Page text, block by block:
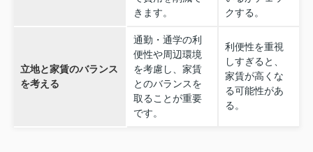
きます。
クする。
立地と家賃のバランス
を考える
通勤・通学の利
便性や周辺環境
を考慮し、家賃
とのバランスを
取ることが重要
です。
利便性を重視
しすぎると、
家賃が高くな
る可能性があ
る。